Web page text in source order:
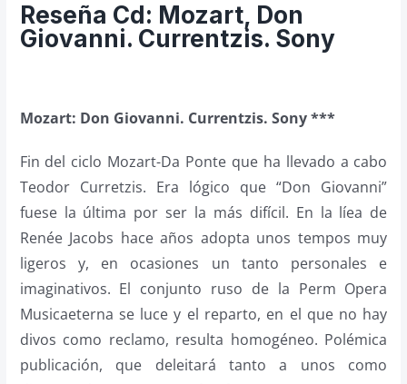
Cosas de Beckmesser
Nosotros y privacidad
Reseña Cd: Mozart, Don
Giovanni. Currentzis. Sony
Mozart: Don Giovanni. Currentzis. Sony ***
Fin del ciclo Mozart-Da Ponte que ha llevado a cabo
Teodor Curretzis. Era lógico que “Don Giovanni”
fuese la última por ser la más difícil. En la líea de
Renée Jacobs hace años adopta unos tempos muy
ligeros y, en ocasiones un tanto personales e
imaginativos. El conjunto ruso de la Perm Opera
Musicaeterna se luce y el reparto, en el que no hay
divos como reclamo, resulta homogéneo. Polémica
publicación, que deleitará tanto a unos como